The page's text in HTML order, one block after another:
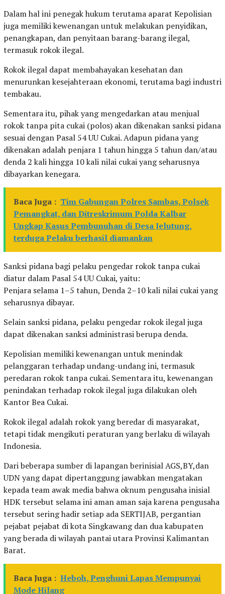
Dalam hal ini penegak hukum terutama aparat Kepolisian
juga memiliki kewenangan untuk melakukan penyidikan,
penangkapan, dan penyitaan barang-barang ilegal,
termasuk rokok ilegal.
Rokok ilegal dapat membahayakan kesehatan dan
menurunkan kesejahteraan ekonomi, terutama bagi industri
tembakau.
Sementara itu, pihak yang mengedarkan atau menjual
rokok tanpa pita cukai (polos) akan dikenakan sanksi pidana
sesuai dengan Pasal 54 UU Cukai. Adapun pidana yang
dikenakan adalah penjara 1 tahun hingga 5 tahun dan/atau
denda 2 kali hingga 10 kali nilai cukai yang seharusnya
dibayarkan kenegara.
Baca Juga : Tim Gabungan Polres Sambas, Polsek
Pemangkat, dan Ditreskrimum Polda Kalbar
Ungkap Kasus Pembunuhan di Desa Jelutung,
terduga Pelaku berhasil diamankan
Sanksi pidana bagi pelaku pengedar rokok tanpa cukai
diatur dalam Pasal 54 UU Cukai, yaitu:
Penjara selama 1–5 tahun, Denda 2–10 kali nilai cukai yang
seharusnya dibayar.
Selain sanksi pidana, pelaku pengedar rokok ilegal juga
dapat dikenakan sanksi administrasi berupa denda.
Kepolisian memiliki kewenangan untuk menindak
pelanggaran terhadap undang-undang ini, termasuk
peredaran rokok tanpa cukai. Sementara itu, kewenangan
penindakan terhadap rokok ilegal juga dilakukan oleh
Kantor Bea Cukai.
Rokok ilegal adalah rokok yang beredar di masyarakat,
tetapi tidak mengikuti peraturan yang berlaku di wilayah
Indonesia.
Dari beberapa sumber di lapangan berinisial AGS,BY,dan
UDN yang dapat dipertanggung jawabkan mengatakan
kepada team awak media bahwa oknum pengusaha inisial
HDK tersebut selama ini aman aman saja karena pengusaha
tersebut sering hadir setiap ada SERTIJAB, pergantian
pejabat pejabat di kota Singkawang dan dua kabupaten
yang berada di wilayah pantai utara Provinsi Kalimantan
Barat.
Baca Juga : Heboh, Penghuni Lapas Mempunyai
Mode Hilang